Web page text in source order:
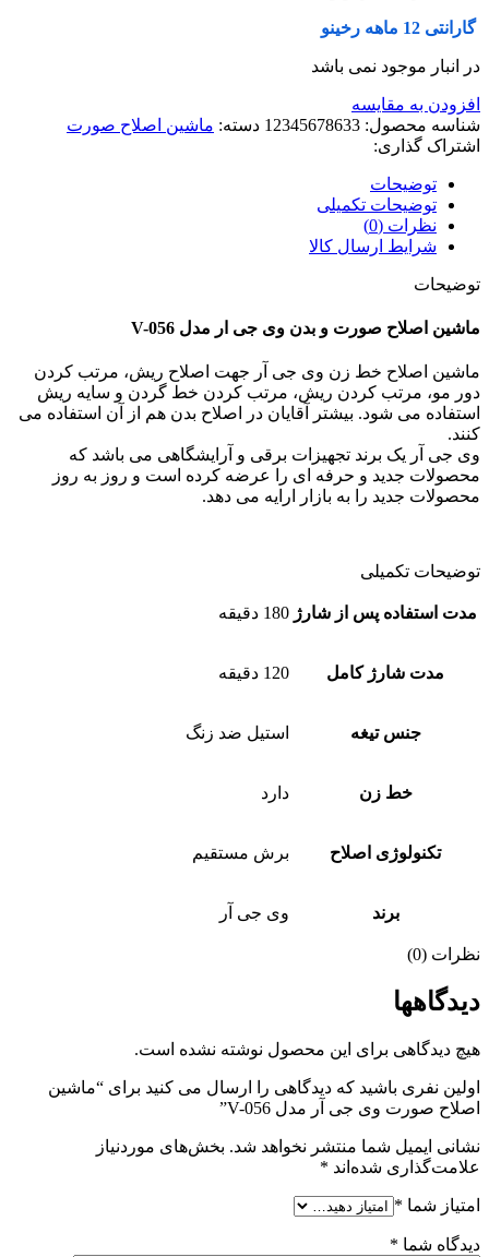
گارانتی 12 ماهه رخینو
در انبار موجود نمی باشد
افزودن به مقایسه
شناسه محصول: 12345678633 دسته: ماشین اصلاح صورت
اشتراک گذاری:
توضیحات
توضیحات تکمیلی
نظرات (0)
شرایط ارسال کالا
توضیحات
ماشین اصلاح صورت و بدن وی جی ار مدل V-056
ماشین اصلاح خط زن وی جی آر جهت اصلاح ریش، مرتب کردن
دور مو، مرتب کردن ریش، مرتب کردن خط گردن و سایه ریش
استفاده می شود. بیشتر آقایان در اصلاح بدن هم از آن استفاده می
کنند.
وی جی آر یک برند تجهیزات برقی و آرایشگاهی می باشد که
محصولات جدید و حرفه ای را عرضه کرده است و روز به روز
محصولات جدید را به بازار ارایه می دهد.
توضیحات تکمیلی
مدت استفاده پس از شارژ 180 دقیقه
مدت شارژ کامل 120 دقیقه
جنس تیغه استیل ضد زنگ
خط زن دارد
تکنولوژی اصلاح برش مستقیم
برند وی جی آر
نظرات (0)
دیدگاهها
هیچ دیدگاهی برای این محصول نوشته نشده است.
اولین نفری باشید که دیدگاهی را ارسال می کنید برای “ماشین
اصلاح صورت وی جی آر مدل V-056”
نشانی ایمیل شما منتشر نخواهد شد. بخش‌های موردنیاز
علامت‌گذاری شده‌اند *
امتیاز شما *
دیدگاه شما *